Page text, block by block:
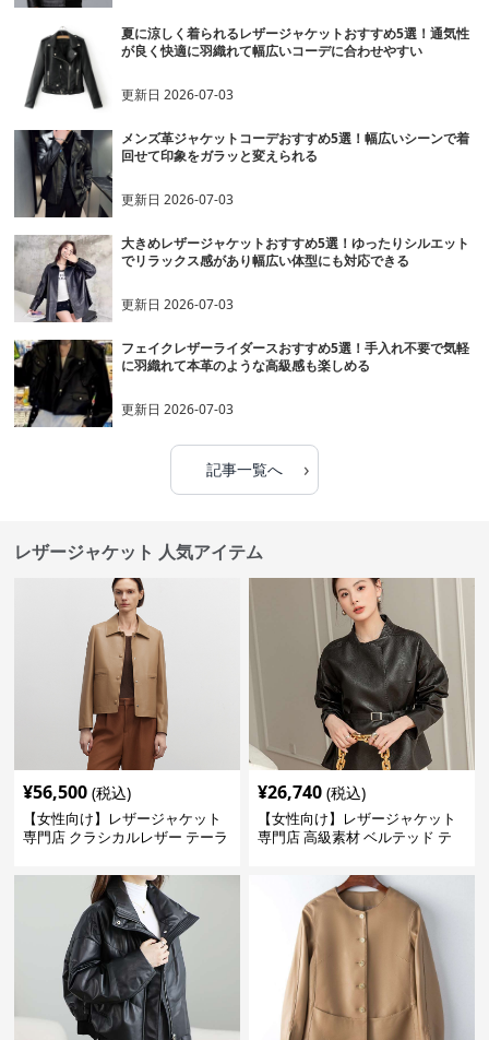
夏に涼しく着られるレザージャケットおすすめ5選！通気性
が良く快適に羽織れて幅広いコーデに合わせやすい
更新日2026-07-03
メンズ革ジャケットコーデおすすめ5選！幅広いシーンで着
回せて印象をガラッと変えられる
更新日2026-07-03
大きめレザージャケットおすすめ5選！ゆったりシルエット
でリラックス感があり幅広い体型にも対応できる
更新日2026-07-03
フェイクレザーライダースおすすめ5選！手入れ不要で気軽
に羽織れて本革のような高級感も楽しめる
更新日2026-07-03
記事一覧へ ›
レザージャケット 人気アイテム
¥56,500 (税込)
【女性向け】レザージャケット
専門店 クラシカルレザー テーラ
¥26,740 (税込)
【女性向け】レザージャケット
専門店 高級素材 ベルテッド テ